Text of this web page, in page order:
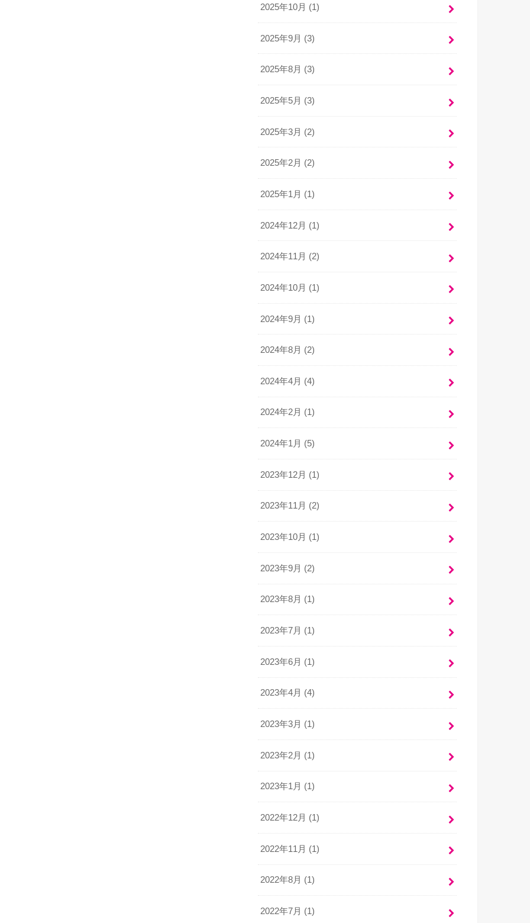
2025年10月 (1)
2025年9月 (3)
2025年8月 (3)
2025年5月 (3)
2025年3月 (2)
2025年2月 (2)
2025年1月 (1)
2024年12月 (1)
2024年11月 (2)
2024年10月 (1)
2024年9月 (1)
2024年8月 (2)
2024年4月 (4)
2024年2月 (1)
2024年1月 (5)
2023年12月 (1)
2023年11月 (2)
2023年10月 (1)
2023年9月 (2)
2023年8月 (1)
2023年7月 (1)
2023年6月 (1)
2023年4月 (4)
2023年3月 (1)
2023年2月 (1)
2023年1月 (1)
2022年12月 (1)
2022年11月 (1)
2022年8月 (1)
2022年7月 (1)